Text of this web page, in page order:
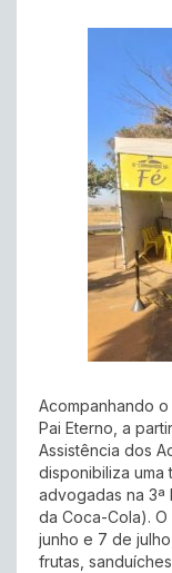
Acompanhando
Pai Eterno, a
Assistência dos
disponibiliza
advogadas na 3ª
da Coca-Cola).
junho e 7 de
frutas,